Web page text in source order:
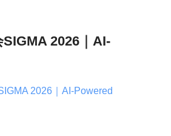
2026｜AI-
2026｜AI-Powered